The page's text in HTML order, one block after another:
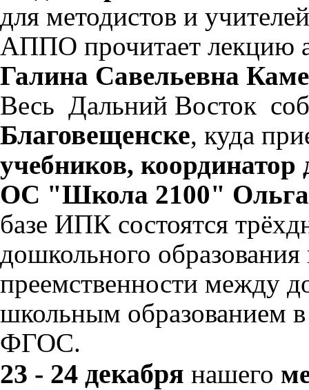
для методистов и учителей
АППО прочитает лекцию
Галина Савельевна
Весь Дальний Восток
Благовещенске, куда
учебников, координатор
ОС "Школа 2100" Ольга
базе ИПК состоятся трёх
дошкольного образования
преемственности между
школьным образованием в
ФГОС.
23 - 24 декабря нашего